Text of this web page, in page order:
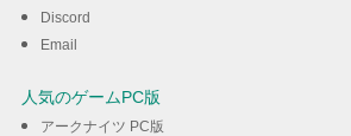
Discord
Email
人気のゲームPC版
アークナイツ PC版